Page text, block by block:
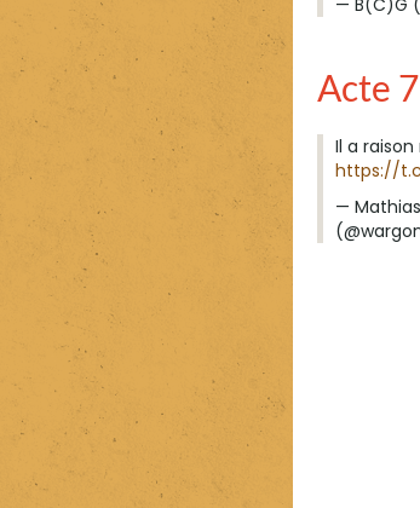
— B(C)G
Acte
Il a
https://
—